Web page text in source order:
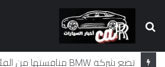
بحث
عن
توصيات :
باقة متميزة VIP (كود: AA26790):